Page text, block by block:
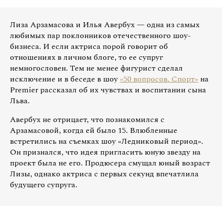
Лиза Арзамасова и Илья Авербух — одна из самых
любимых пар поклонников отечественного шоу-
бизнеса. И если актриса порой говорит об
отношениях в личном блоге, то ее супруг
немногословен. Тем не менее фигурист сделал
исключение и в беседе в шоу«50 вопросов. Спорт» на
Premier рассказал об их чувствах и воспитании сына
Льва.
Авербух не отрицает, что познакомился с
Арзамасовой, когда ей было 15. Влюбленные
встретились на съемках шоу «Ледниковый период».
Он признался, что идея пригласить юную звезду на
проект была не его. Продюсера смущал юный возраст
Лизы, однако актриса с первых секунд впечатлила
будущего супруга.